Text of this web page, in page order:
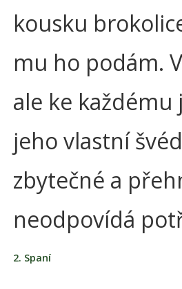
kousku
mu ho podám.
ale ke
jeho vlastní
zbytečné a
neodpovídá
2. Spaní